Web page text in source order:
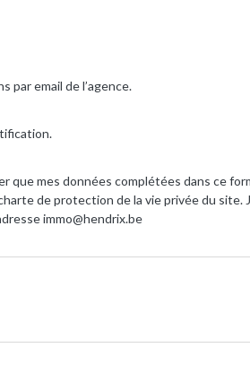
par email de l’agence.
que mes données complétées dans ce
de protection de la vie privée du
immo@hendrix.be